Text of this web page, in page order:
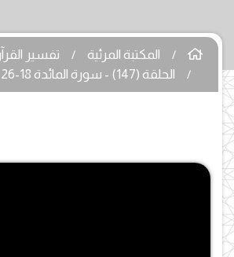
المكتبة المرئية
تفسير
الحلقة (147) - سورة المائدة 18-26